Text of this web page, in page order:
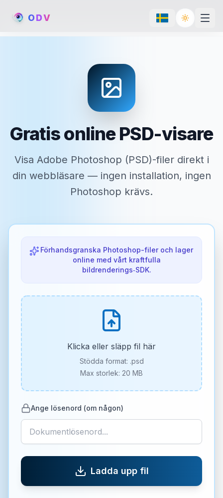
ODV Toggle
Gratis online PSD-visare
Visa Adobe Photoshop (PSD)-filer direkt i
din webbläsare — ingen installation, ingen
Photoshop krävs.
Förhandsgranska Photoshop-filer och lager
online med vårt kraftfulla
bildrenderings‑SDK.
Klicka eller släpp fil här
Stödda format: .psd
Max storlek: 20 MB
Ange lösenord (om någon)
Ladda upp fil